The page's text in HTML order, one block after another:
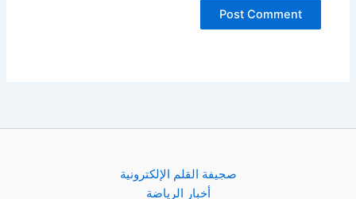
صجيفة القلم الإلكترونية
أخبار الرياضة